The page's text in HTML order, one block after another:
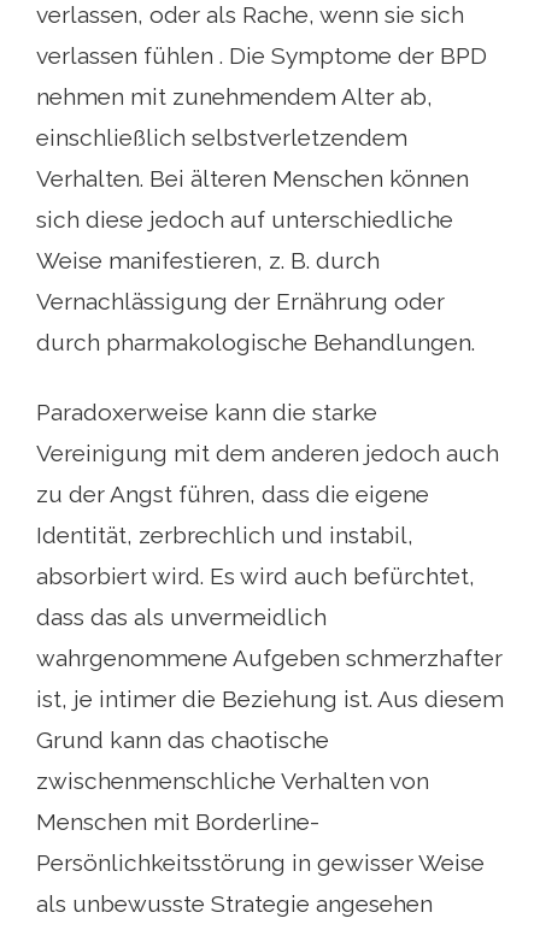
verlassen, oder als Rache, wenn sie sich
verlassen fühlen . Die Symptome der BPD
nehmen mit zunehmendem Alter ab,
einschließlich selbstverletzendem
Verhalten. Bei älteren Menschen können
sich diese jedoch auf unterschiedliche
Weise manifestieren, z. B. durch
Vernachlässigung der Ernährung oder
durch pharmakologische Behandlungen.
Paradoxerweise kann die starke
Vereinigung mit dem anderen jedoch auch
zu der Angst führen, dass die eigene
Identität, zerbrechlich und instabil,
absorbiert wird. Es wird auch befürchtet,
dass das als unvermeidlich
wahrgenommene Aufgeben schmerzhafter
ist, je intimer die Beziehung ist. Aus diesem
Grund kann das chaotische
zwischenmenschliche Verhalten von
Menschen mit Borderline-
Persönlichkeitsstörung in gewisser Weise
als unbewusste Strategie angesehen